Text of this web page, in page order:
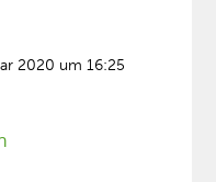
2020 um 16:25